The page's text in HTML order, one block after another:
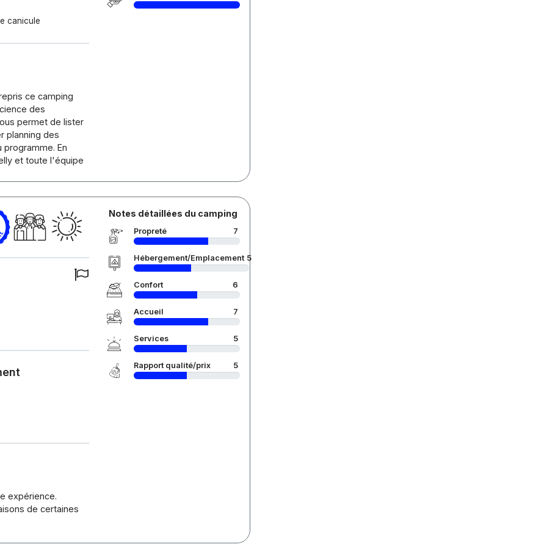
canicule
ce camping
des
permet de lister
planning des
En
et toute l'équipe
expérience.
de certaines
Notes détaillées du camping
Propreté 7
Hébergement/Emplacement 5
Confort 6
Accueil 7
Services 5
Rapport qualité/prix 5